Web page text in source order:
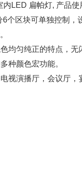
内LED 扁帕灯, 产品
6个区块可单独控制，
均匀纯正的特点，无
种颜色宏功能。
视演播厅，会议厅，